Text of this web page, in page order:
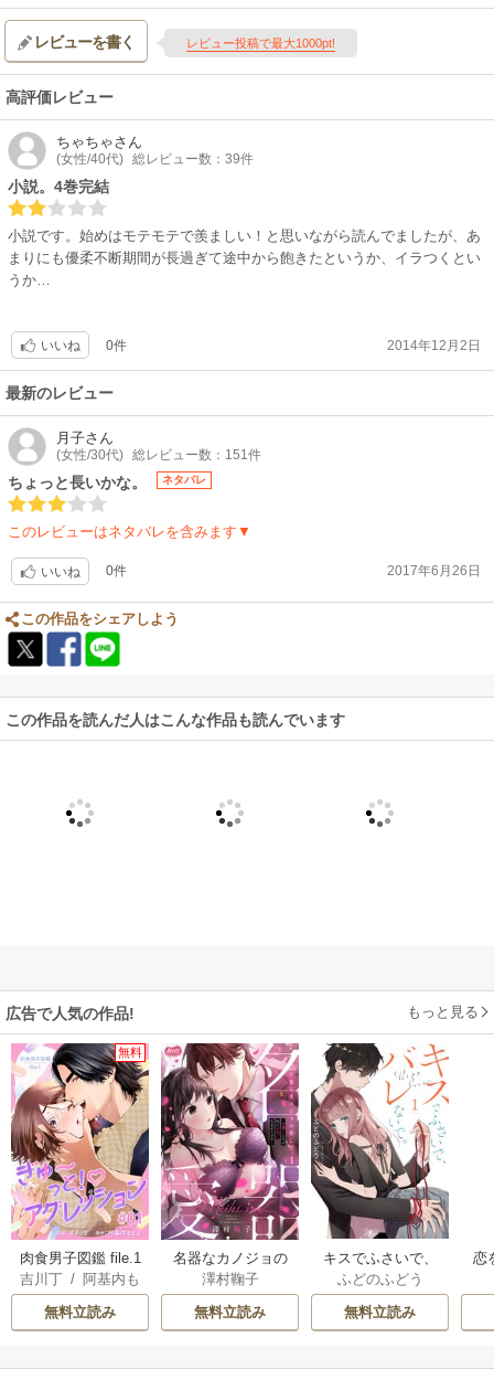
レビューを書く レビュー投稿で最大1000pt!
高評価レビュー
ちゃちゃさん
(女性/40代) 総レビュー数：39件
小説。4巻完結
小説です。始めはモテモテで羨ましい！と思いながら読んでましたが、あ
まりにも優柔不断期間が長過ぎて途中から飽きたというか、イラつくとい
うか…
いいね 0件 2014年12月2日
最新のレビュー
月子さん
(女性/30代) 総レビュー数：151件
ちょっと長いかな。 ネタバレ
このレビューはネタバレを含みます▼
いいね 0件 2017年6月26日
この作品をシェアしよう
この作品を読んだ人はこんな作品も読んでいます
広告で人気の作品! もっと見る
無料
肉食男子図鑑 file.1
ぎゅ〜っと！アグ
レッション 【短
編】
吉川丁 / 阿基内も
どる
無料立読み
名器なカノジョの
愛し方。 ～弁護士
上司が私に本気に
なるそうです～
澤村鞠子
無料立読み
キスでふさいで、
バレないで。【描
き下ろしおまけ付
き特装版】
ふどのふどう
無料立読み
恋